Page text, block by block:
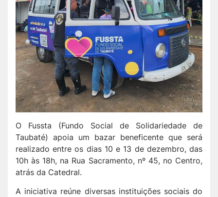
O Fussta (Fundo Social de Solidariedade de
Taubaté) apoia um bazar beneficente que será
realizado entre os dias 10 e 13 de dezembro, das
10h às 18h, na Rua Sacramento, nº 45, no Centro,
atrás da Catedral.
A iniciativa reúne diversas instituições sociais do